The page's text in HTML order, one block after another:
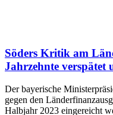
Söders Kritik am
Jahrzehnte
Der bayerische
gegen den
Halbjahr 2023 eingereicht